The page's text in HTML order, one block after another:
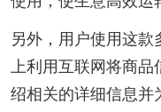
另外，用户使用这
上利用互联网将商品
绍相关的详细信息并